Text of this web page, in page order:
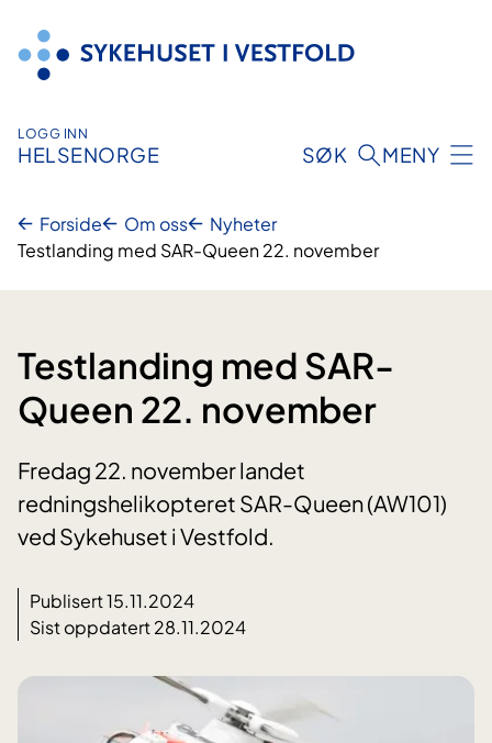
innhold
LOGG INN
HELSENORGE SØK MENY
Forside Om oss
Nyheter
Testlanding med SAR-Queen 22. november
Testlanding med SAR-
Queen 22. november
Fredag 22. november landet
redningshelikopteret SAR-Queen (AW101)
ved Sykehuset i Vestfold.
Publisert 15.11.2024
Sist oppdatert 28.11.2024